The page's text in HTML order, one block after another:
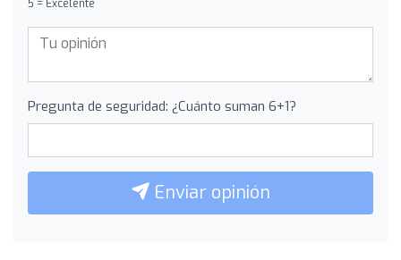
5 = Excelente
Pregunta de seguridad: ¿Cuánto suman 6+1?
Enviar opinión